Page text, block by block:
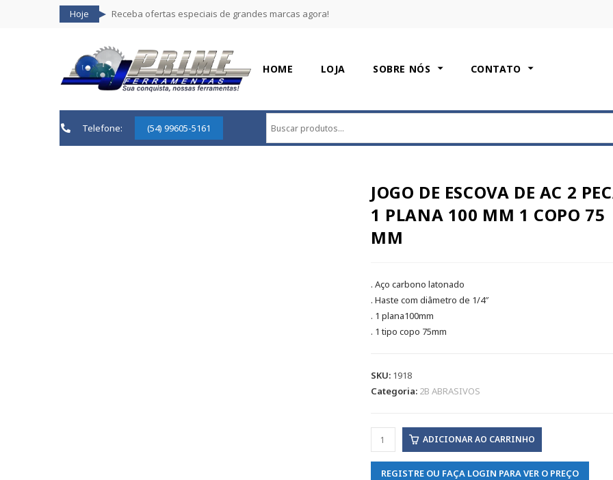
Hoje Receba ofertas especiais de grandes marcas agora!
HOME LOJA SOBRE NÓS CONTATO
Telefone: (54) 99605-5161
JOGO DE ESCOVA DE AC 2
1 PLANA 100 MM 1 COPO 75
MM
. Aço carbono latonado
. Haste com diâmetro de 1/4″
. 1 plana100mm
. 1 tipo copo 75mm
SKU: 1918
Categoria: 2B ABRASIVOS
ADICIONAR AO CARRINHO
REGISTRE OU FAÇA LOGIN PARA VER O PREÇO